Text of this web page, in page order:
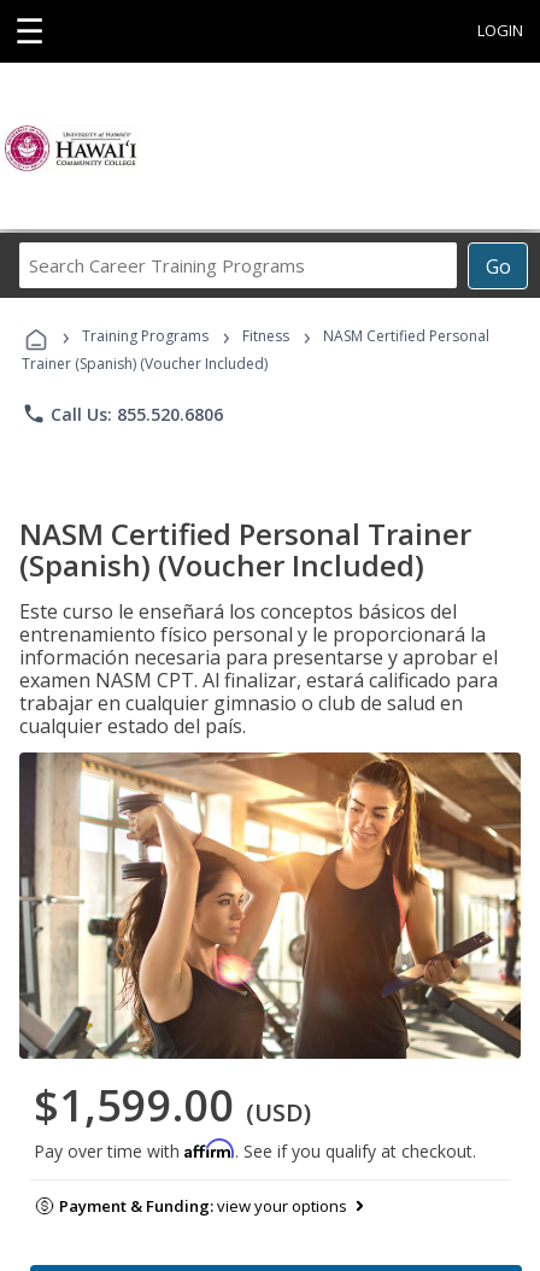
☰ LOGIN
Go
Career
Programs
› Training Programs › Fitness ›
NASM Certified Personal
Trainer (Spanish) (Voucher Included)
phone Call Us: 855.520.6806
NASM Certified Personal Trainer
(Spanish) (Voucher Included)
Este curso le enseñará los conceptos básicos del
entrenamiento físico personal y le proporcionará la
información necesaria para presentarse y aprobar el
examen NASM CPT. Al finalizar, estará calificado para
trabajar en cualquier gimnasio o club de salud en
cualquier estado del país.
$1,599.00 (USD)
Pay over time with Affirm. See if you qualify at checkout.
Payment & Funding:view your options